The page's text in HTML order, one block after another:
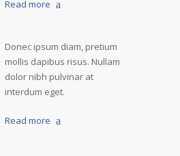
Read more
Donec ipsum diam, pretium
mollis dapibus risus. Nullam
dolor nibh pulvinar at
interdum eget.
Read more